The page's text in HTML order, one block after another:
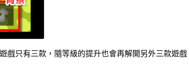
只有三款，隨等級的提升也會再解開另外三款遊